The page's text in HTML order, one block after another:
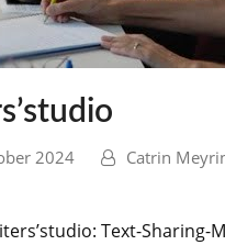
2024
Catrin
Text-Sharing-